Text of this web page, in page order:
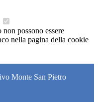
possono essere
nella pagina della cookie
Monte San Pietro